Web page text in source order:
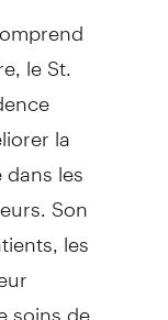
le St.
la
les
Son
les
soins de